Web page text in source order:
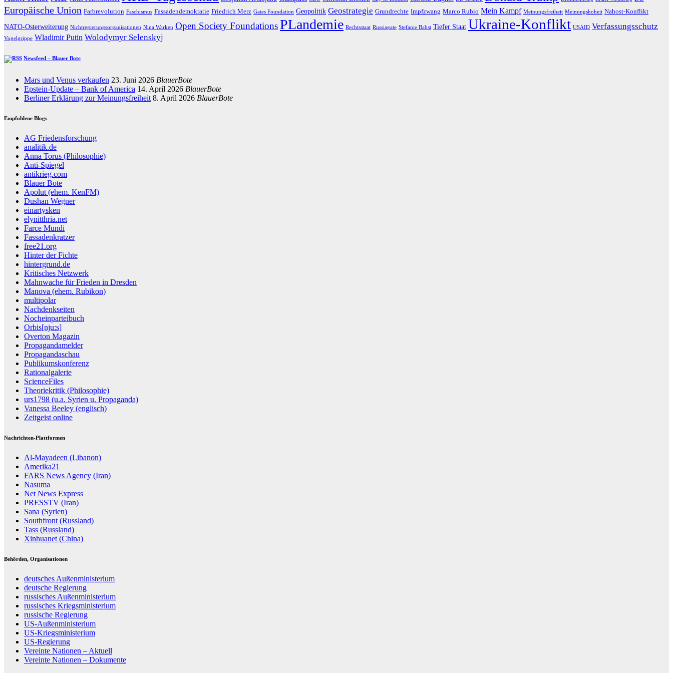
Europäische Union Farbrevolution Faschismus Fassadendemokratie Friedrich Merz Gates Foundation Geopolitik Geostrategie Grundrechte Impfzwang Marco Rubio Mein Kampf Meinungsfreiheit Meinungshoheit Nahost-Konflikt
NATO-Osterweiterung Nichtregierungsorganisationen Nina Warken Open Society FoundationsPLandemie Rechtsstaat Russiagate Stefanie Babst Tiefer Staat Ukraine-Konflikt USAID Verfassungsschutz
Vogelgrippe Wladimir Putin Wolodymyr Selenskyj
Newsfeed – Blauer Bote
Mars und Venus verkaufen 23. Juni 2026 BlauerBote
Epstein-Update – Bank of America 14. April 2026 BlauerBote
Berliner Erklärung zur Meinungsfreiheit 8. April 2026 BlauerBote
Empfohlene Blogs
AG Friedensforschung
analitik.de
Anna Torus (Philosophie)
Anti-Spiegel
antikrieg.com
Blauer Bote
Apolut (ehem. KenFM)
Dushan Wegner
einartysken
elynitthria.net
Farce Mundi
Fassadenkratzer
free21.org
Hinter der Fichte
hintergrund.de
Kritisches Netzwerk
Mahnwache für Frieden in Dresden
Manova (ehem. Rubikon)
multipolar
Nachdenkseiten
Nocheinparteibuch
Orbis[nju:s]
Overton Magazin
Propagandamelder
Propagandaschau
Publikumskonferenz
Rationalgalerie
ScienceFiles
Theoriekritik (Philosophie)
urs1798 (u.a. Syrien u. Propaganda)
Vanessa Beeley (englisch)
Zeitgeist online
Nachrichten-Plattformen
Al-Mayadeen (Libanon)
Amerika21
FARS News Agency (Iran)
Nasuma
Net News Express
PRESSTV (Iran)
Sana (Syrien)
Southfront (Russland)
Tass (Russland)
Xinhuanet (China)
Behörden, Organisationen
deutsches Außenministerium
deutsche Regierung
russisches Außenministerium
russisches Kriegsministerium
russische Regierung
US-Außenministerium
US-Kriegsministerium
US-Regierung
Vereinte Nationen – Aktuell
Vereinte Nationen – Dokumente